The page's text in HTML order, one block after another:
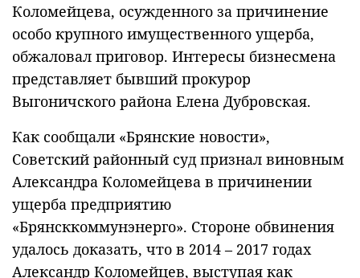
Коломейцева, осужденного за причинение
особо крупного имущественного ущерба,
обжаловал приговор. Интересы бизнесмена
представляет бывший прокурор
Выгоничского района Елена Дубровская.
Как сообщали «Брянские новости»,
Советский районный суд признал виновным
Александра Коломейцева в причинении
ущерба предприятию
«Брянсккоммунэнерго». Стороне обвинения
удалось доказать, что в 2014 – 2017 годах
Александр Коломейцев, выступая как